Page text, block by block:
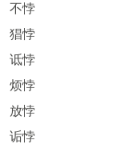
不悖
猖悖
诋悖
烦悖
放悖
诟悖